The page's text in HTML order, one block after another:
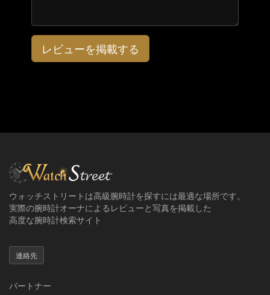
レビューを掲載する
ウォッチストリートは高級腕時計を探すには最適な場所です。
実際の腕時計オーナによるレビューと写真を掲載した
高度な腕時計検索サイト
連絡先
パートナー